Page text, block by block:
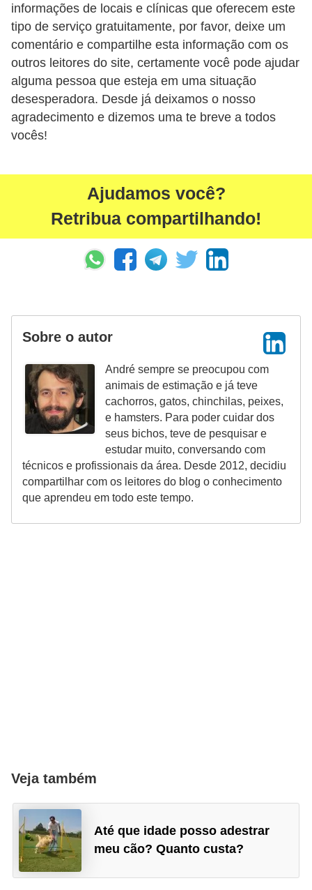
informações de locais e clínicas que oferecem este
tipo de serviço gratuitamente, por favor, deixe um
comentário e compartilhe esta informação com os
outros leitores do site, certamente você pode ajudar
alguma pessoa que esteja em uma situação
desesperadora. Desde já deixamos o nosso
agradecimento e dizemos uma te breve a todos
vocês!
Ajudamos você?
Retribua compartilhando!
Sobre o autor
André sempre se preocupou com
animais de estimação e já teve
cachorros, gatos, chinchilas, peixes,
e hamsters. Para poder cuidar dos
seus bichos, teve de pesquisar e
estudar muito, conversando com
técnicos e profissionais da área. Desde 2012, decidiu
compartilhar com os leitores do blog o conhecimento
que aprendeu em todo este tempo.
Veja também
Até que idade posso adestrar
meu cão? Quanto custa?
G
a
o
s
e
n
o
e
i
e
s
o
r
n
a
m
e
s
e
a
n
f